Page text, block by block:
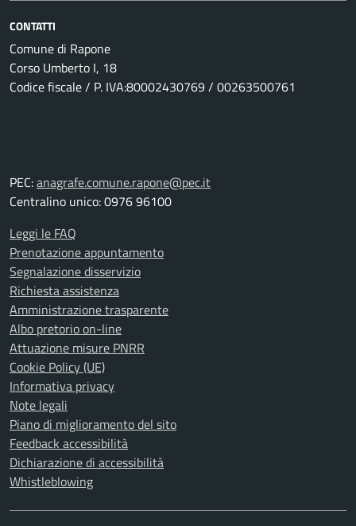
CONTATTI
Comune di Rapone
Corso Umberto I, 18
Codice fiscale / P. IVA:80002430769 / 00263500761
PEC:anagrafe.comune.rapone@pec.it
Centralino unico: 0976 96100
Leggi le FAQ
Prenotazione appuntamento
Segnalazione disservizio
Richiesta assistenza
Amministrazione trasparente
Albo pretorio on-line
Attuazione misure PNRR
Cookie Policy (UE)
Informativa privacy
Note legali
Piano di miglioramento del sito
Feedback accessibilità
Dichiarazione di accessibilità
Whistleblowing